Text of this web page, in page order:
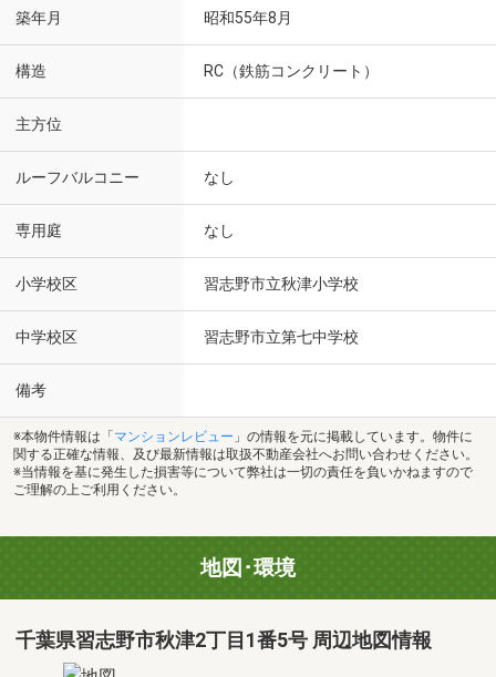
築年月 昭和55年8月
構造 RC（鉄筋コンクリート）
主方位
ルーフバルコニー なし
専用庭 なし
小学校区 習志野市立秋津小学校
中学校区 習志野市立第七中学校
備考
※本物件情報は「 マンションレビュー 」の情報を元に掲載しています。物件に
関する正確な情報、及び最新情報は取扱不動産会社へお問い合わせください。
※当情報を基に発生した損害等について弊社は一切の責任を負いかねますので
ご理解の上ご利用ください。
地図･環境
千葉県習志野市秋津2丁目1番5号 周辺地図情報